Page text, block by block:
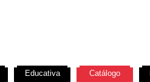
Educativa Catálogo